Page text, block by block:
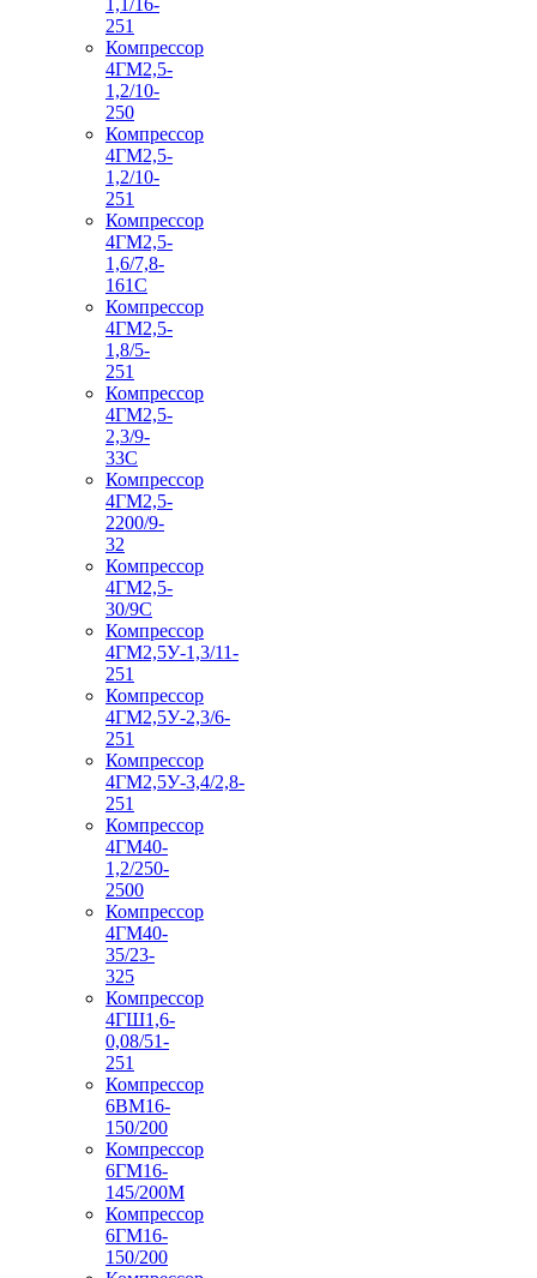
1,1/16-
251
Компрессор
4ГМ2,5-
1,2/10-
250
Компрессор
4ГМ2,5-
1,2/10-
251
Компрессор
4ГМ2,5-
1,6/7,8-
161С
Компрессор
4ГМ2,5-
1,8/5-
251
Компрессор
4ГМ2,5-
2,3/9-
33С
Компрессор
4ГМ2,5-
2200/9-
32
Компрессор
4ГМ2,5-
30/9С
Компрессор
4ГМ2,5У-1,3/11-
251
Компрессор
4ГМ2,5У-2,3/6-
251
Компрессор
4ГМ2,5У-3,4/2,8-
251
Компрессор
4ГМ40-
1,2/250-
2500
Компрессор
4ГМ40-
35/23-
325
Компрессор
4ГШ1,6-
0,08/51-
251
Компрессор
6ВМ16-
150/200
Компрессор
6ГМ16-
145/200М
Компрессор
6ГМ16-
150/200